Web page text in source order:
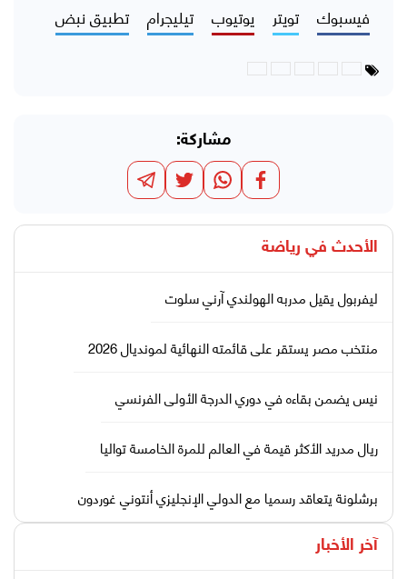
فيسبوك تويتر يوتيوب تيليجرام تطبيق نبض
مشاركة:
الأحدث في رياضة
ليفربول يقيل مدربه الهولندي آرني سلوت
منتخب مصر يستقر على قائمته النهائية لمونديال 2026
نيس يضمن بقاءه في دوري الدرجة الأولى الفرنسي
ريال مدريد الأكثر قيمة في العالم للمرة الخامسة تواليا
برشلونة يتعاقد رسميا مع الدولي الإنجليزي أنتوني غوردون
آخر الأخبار